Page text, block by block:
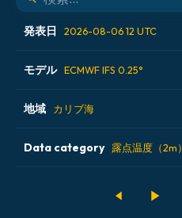
発表日 2026-08-06 12 UTC
2026-08-05 12 UTC
2026-08-06 00 UTC
2026-08-06 12 UTC
モデル ECMWF IFS 0.25°
ALADIN CZ 2.3 km
ECMWF AIFS [AI]
地域 カリブ海
アイスランド
Data category 露点温度（2m）